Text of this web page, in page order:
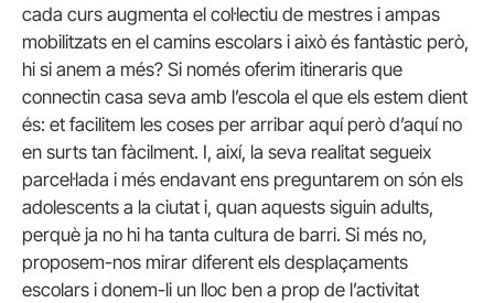
cada curs augmenta el col·lectiu de mestres i ampas
mobilitzats en el camins escolars i això és fantàstic però,
hi si anem a més? Si només oferim itineraris que
connectin casa seva amb l’escola el que els estem dient
és: et facilitem les coses per arribar aquí però d’aquí no
en surts tan fàcilment. I, així, la seva realitat segueix
parcel·lada i més endavant ens preguntarem on són els
adolescents a la ciutat i, quan aquests siguin adults,
perquè ja no hi ha tanta cultura de barri. Si més no,
proposem-nos mirar diferent els desplaçaments
escolars i donem-li un lloc ben a prop de l’activitat